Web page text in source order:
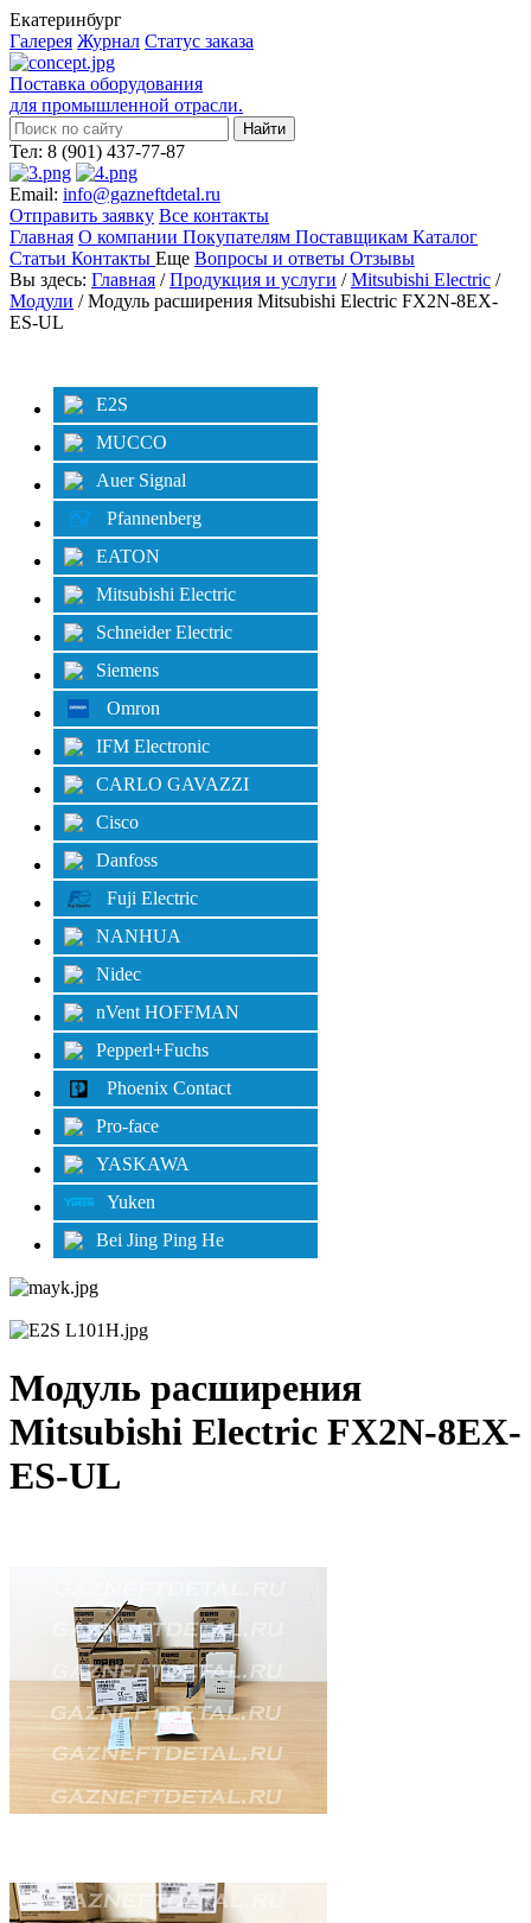
Екатеринбург
Галерея Журнал Статус заказа
Поставка оборудования
для промышленной отрасли.
Тел: 8 (901) 437-77-87
Email: info@gazneftdetal.ru
Отправить заявку Все контакты
Главная О компании Покупателям Поставщикам Каталог
Статьи Контакты Еще Вопросы и ответы Отзывы
Вы здесь: Главная /Продукция и услуги /Mitsubishi Electric /
Модули / Модуль расширения Mitsubishi Electric FX2N-8EX-
ES-UL
E2S
MUCCO
Auer Signal
Pfannenberg
EATON
Mitsubishi Electric
Schneider Electric
Siemens
Omron
IFM Electronic
CARLO GAVAZZI
Cisco
Danfoss
Fuji Electric
NANHUA
Nidec
nVent HOFFMAN
Pepperl+Fuchs
Phoenix Contact
Pro-face
YASKAWA
Yuken
Bei Jing Ping He
Модуль расширения
Mitsubishi Electric FX2N-8EX-
ES-UL